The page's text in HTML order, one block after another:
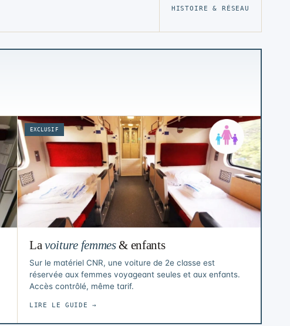
HISTOIRE & RÉSEAU
EXCLUSIF
Lavoiture femmes& enfants
Sur le matériel CNR, une voiture de 2e classe est
réservée aux femmes voyageant seules et aux enfants.
Accès contrôlé, même tarif.
LIRE LE GUIDE →